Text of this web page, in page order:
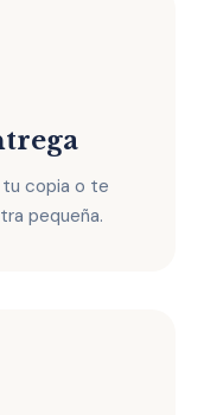
copia o te
pequeña.